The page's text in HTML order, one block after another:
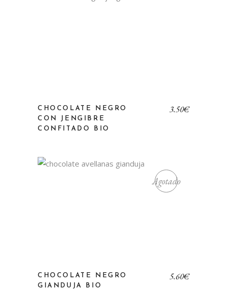
CHOCOLATE NEGRO
CON JENGIBRE
CONFITADO BIO
3,50€
Agotado
CHOCOLATE NEGRO
GIANDUJA BIO
5,60€